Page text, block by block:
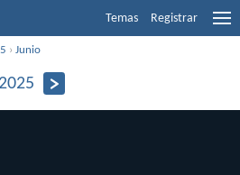
Temas Registrar
›Junio